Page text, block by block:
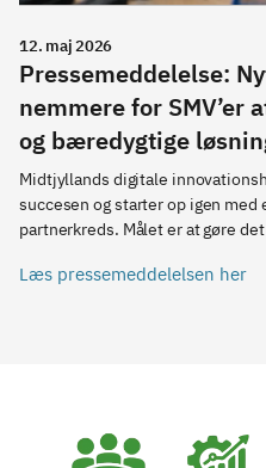
12. maj 2026
Pressemeddelelse:
nemmere for SMV’er
og bæredygtige
Midtjyllands digitale
succesen og starter op igen
partnerkreds. Målet er at gøre
praksis – og derigennem styrke
Læs pressemeddelelsen her